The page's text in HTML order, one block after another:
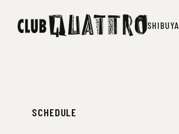
SHIBUYA
SCHEDULE